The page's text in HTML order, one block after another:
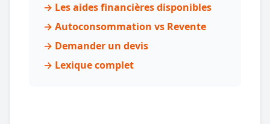
→ Les aides financières disponibles
→ Autoconsommation vs Revente
→ Demander un devis
→ Lexique complet